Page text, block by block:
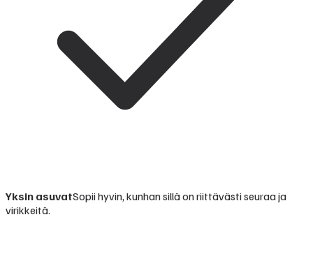
Yksin asuvatSopii hyvin, kunhan sillä on riittävästi seuraa ja
virikkeitä.